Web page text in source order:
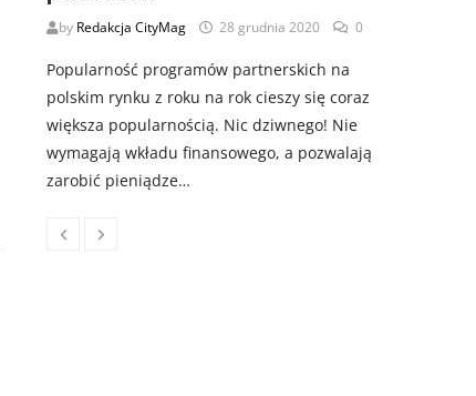
by Redakcja CityMag 28 grudnia 2020 0
Popularność programów partnerskich na
polskim rynku z roku na rok cieszy się coraz
większa popularnością. Nic dziwnego! Nie
wymagają wkładu finansowego, a pozwalają
zarobić pieniądze…